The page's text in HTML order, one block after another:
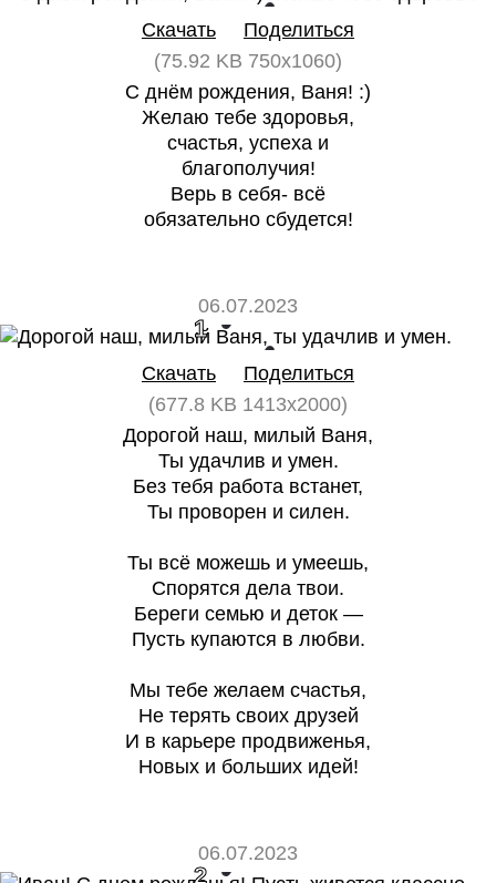
Скачать
Поделиться
(75.92 KB 750x1060)
С днём рождения, Ваня! :)
Желаю тебе здоровья,
счастья, успеха и
благополучия!
Верь в себя- всё
обязательно сбудется!
06.07.2023
1 0
Скачать
Поделиться
(677.8 KB 1413x2000)
Дорогой наш, милый Ваня,
Ты удачлив и умен.
Без тебя работа встанет,
Ты проворен и силен.
Ты всё можешь и умеешь,
Спорятся дела твои.
Береги семью и деток —
Пусть купаются в любви.
Мы тебе желаем счастья,
Не терять своих друзей
И в карьере продвиженья,
Новых и больших идей!
06.07.2023
2 0